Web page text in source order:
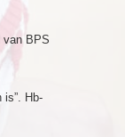
van BPS
is”. Hb-